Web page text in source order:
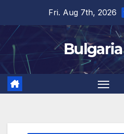
content
Fri. Aug 7th, 2026